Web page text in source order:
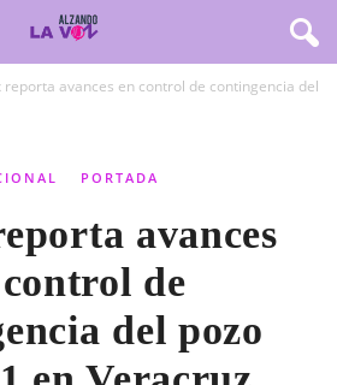
reporta avances en control de contingencia del
PORTADA
avances
de
del pozo